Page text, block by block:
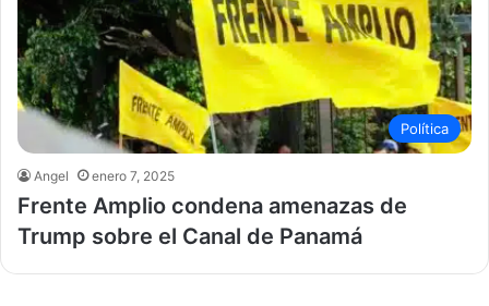
Política
Angel enero 7, 2025
Frente Amplio condena amenazas de
Trump sobre el Canal de Panamá